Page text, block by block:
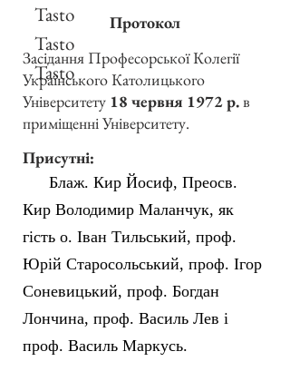
Протокол
Засідання Професорської Колегії
Українського Католицького
Університету 18 червня 1972 р.в
приміщенні Університету.
Присутні:
Блаж. Кир Йосиф, Преосв.
Кир Володимир Маланчук, як
гість о. Іван Тильський, проф.
Юрій Старосольський, проф. Ігор
Соневицький, проф. Богдан
Лончина, проф. Василь Лев і
проф. Василь Маркусь.
Tasto
Tasto
Tasto